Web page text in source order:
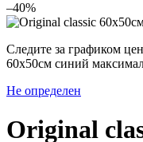
–40%
Следите за графиком
60x50см синий
Не определен
Original